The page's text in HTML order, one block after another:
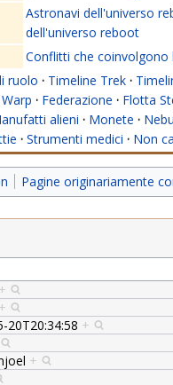
Astronavi dell'universo
dell'universo reboot
Conflitti che coinvolgono
ruolo · Timeline Trek ·
Warp · Federazione · Flotta
alieni · Monete ·
· Strumenti medici · Non
Pagine originariamente
+
+
20T20:34:58 +
+